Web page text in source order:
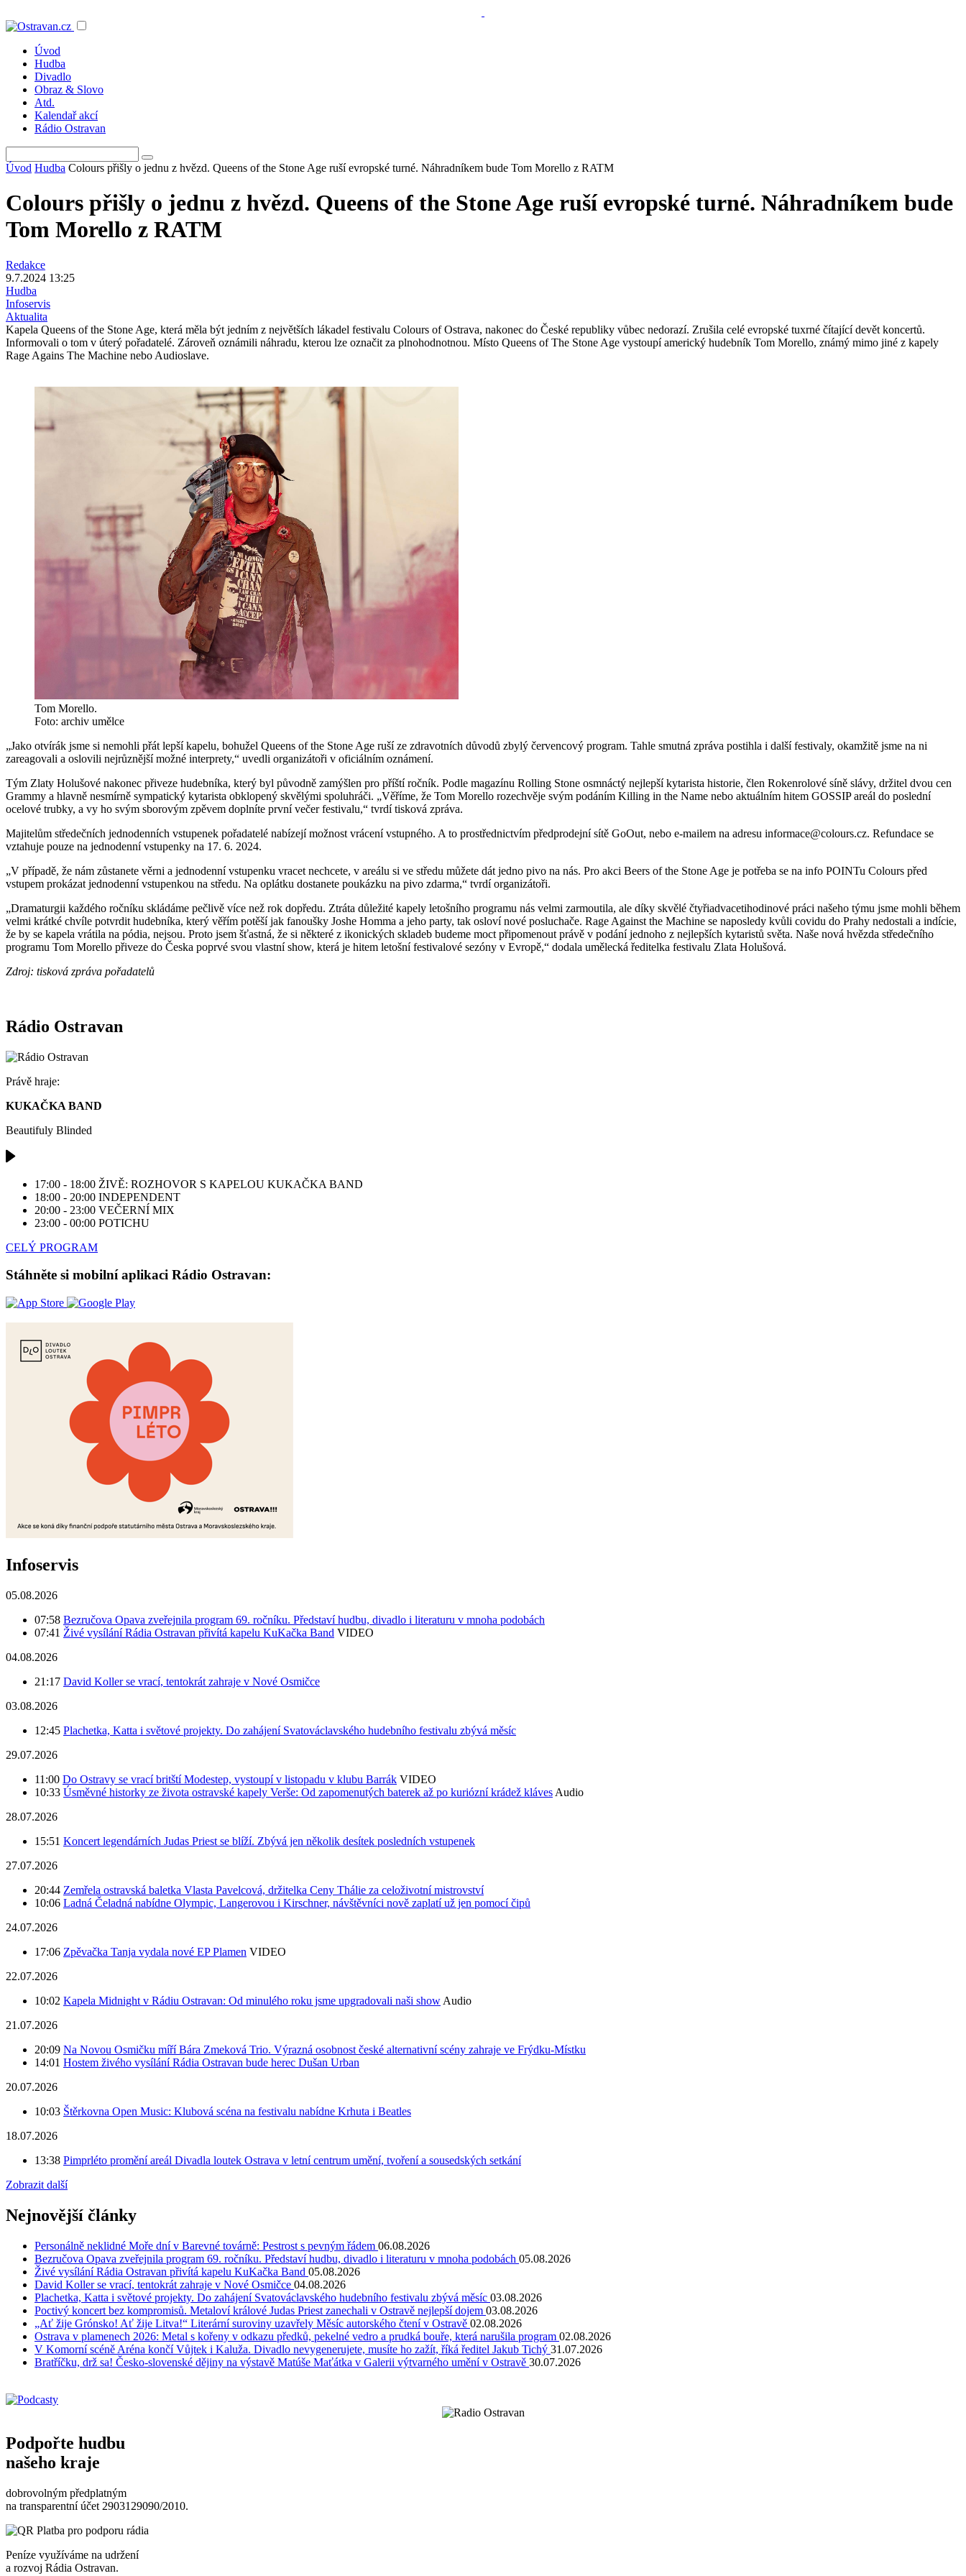
Úvod
Hudba
Divadlo
Obraz & Slovo
Atd.
Kalendař akcí
Rádio Ostravan
Úvod Hudba Colours přišly o jednu z hvězd. Queens of the Stone Age ruší evropské turné. Náhradníkem bude Tom Morello z RATM
Colours přišly o jednu z hvězd. Queens of the Stone Age ruší evropské turné. Náhradníkem bude
Tom Morello z RATM
Redakce
9.7.2024 13:25
Hudba
Infoservis
Aktualita
Kapela Queens of the Stone Age, která měla být jedním z největších lákadel festivalu Colours of Ostrava, nakonec do České republiky vůbec nedorazí. Zrušila celé evropské tuxrné čítající devět koncertů.
Informovali o tom v úterý pořadatelé. Zároveň oznámili náhradu, kterou lze označit za plnohodnotnou. Místo Queens of The Stone Age vystoupí americký hudebník Tom Morello, známý mimo jiné z kapely
Rage Agains The Machine nebo Audioslave.
Tom Morello.
Foto: archiv umělce
„Jako otvírák jsme si nemohli přát lepší kapelu, bohužel Queens of the Stone Age ruší ze zdravotních důvodů zbylý červencový program. Tahle smutná zpráva postihla i další festivaly, okamžitě jsme na ni
zareagovali a oslovili nejrůznější možné interprety,“ uvedli organizátoři v oficiálním oznámení.
Tým Zlaty Holušové nakonec přiveze hudebníka, který byl původně zamýšlen pro příští ročník. Podle magazínu Rolling Stone osmnáctý nejlepší kytarista historie, člen Rokenrolové síně slávy, držitel dvou cen
Grammy a hlavně nesmírně sympatický kytarista obklopený skvělými spoluhráči. „Věříme, že Tom Morello rozechvěje svým podáním Killing in the Name nebo aktuálním hitem GOSSIP areál do poslední
ocelové trubky, a vy ho svým sborovým zpěvem doplníte první večer festivalu,“ tvrdí tisková zpráva.
Majitelům středečních jednodenních vstupenek pořadatelé nabízejí možnost vrácení vstupného. A to prostřednictvím předprodejní sítě GoOut, nebo e-mailem na adresu informace@colours.cz. Refundace se
vztahuje pouze na jednodenní vstupenky na 17. 6. 2024.
„V případě, že nám zůstanete věrni a jednodenní vstupenku vracet nechcete, v areálu si ve středu můžete dát jedno pivo na nás. Pro akci Beers of the Stone Age je potřeba se na info POINTu Colours před
vstupem prokázat jednodenní vstupenkou na středu. Na oplátku dostanete poukázku na pivo zdarma,“ tvrdí organizátoři.
„Dramaturgii každého ročníku skládáme pečlivě více než rok dopředu. Ztráta důležité kapely letošního programu nás velmi zarmoutila, ale díky skvělé čtyřiadvacetihodinové práci našeho týmu jsme mohli během
velmi krátké chvíle potvrdit hudebníka, který věřím potěší jak fanoušky Joshe Homma a jeho party, tak osloví nové posluchače. Rage Against the Machine se naposledy kvůli covidu do Prahy nedostali a indície,
že by se kapela vrátila na pódia, nejsou. Proto jsem šťastná, že si některé z ikonických skladeb budeme moct připomenout právě v podání jednoho z nejlepších kytaristů světa. Naše nová hvězda středečního
programu Tom Morello přiveze do Česka poprvé svou vlastní show, která je hitem letošní festivalové sezóny v Evropě,“ dodala umělecká ředitelka festivalu Zlata Holušová.
Zdroj: tisková zpráva pořadatelů
Rádio Ostravan
Právě hraje:
KUKAČKA BAND
Beautifuly Blinded
17:00 - 18:00 ŽIVĚ: ROZHOVOR S KAPELOU KUKAČKA BAND
18:00 - 20:00 INDEPENDENT
20:00 - 23:00 VEČERNÍ MIX
23:00 - 00:00 POTICHU
CELÝ PROGRAM
Stáhněte si mobilní aplikaci Rádio Ostravan:
Infoservis
05.08.2026
07:58 Bezručova Opava zveřejnila program 69. ročníku. Představí hudbu, divadlo i literaturu v mnoha podobách
07:41 Živé vysílání Rádia Ostravan přivítá kapelu KuKačka Band VIDEO
04.08.2026
21:17 David Koller se vrací, tentokrát zahraje v Nové Osmičce
03.08.2026
12:45 Plachetka, Katta i světové projekty. Do zahájení Svatováclavského hudebního festivalu zbývá měsíc
29.07.2026
11:00 Do Ostravy se vrací britští Modestep, vystoupí v listopadu v klubu Barrák VIDEO
10:33 Úsměvné historky ze života ostravské kapely Verše: Od zapomenutých baterek až po kuriózní krádež kláves Audio
28.07.2026
15:51 Koncert legendárních Judas Priest se blíží. Zbývá jen několik desítek posledních vstupenek
27.07.2026
20:44 Zemřela ostravská baletka Vlasta Pavelcová, držitelka Ceny Thálie za celoživotní mistrovství
10:06 Ladná Čeladná nabídne Olympic, Langerovou i Kirschner, návštěvníci nově zaplatí už jen pomocí čipů
24.07.2026
17:06 Zpěvačka Tanja vydala nové EP Plamen VIDEO
22.07.2026
10:02 Kapela Midnight v Rádiu Ostravan: Od minulého roku jsme upgradovali naši show Audio
21.07.2026
20:09 Na Novou Osmičku míří Bára Zmeková Trio. Výrazná osobnost české alternativní scény zahraje ve Frýdku-Místku
14:01 Hostem živého vysílání Rádia Ostravan bude herec Dušan Urban
20.07.2026
10:03 Štěrkovna Open Music: Klubová scéna na festivalu nabídne Krhuta i Beatles
18.07.2026
13:38 Pimprléto promění areál Divadla loutek Ostrava v letní centrum umění, tvoření a sousedských setkání
Zobrazit další
Nejnovější články
Personálně neklidné Moře dní v Barevné továrně: Pestrost s pevným řádem 06.08.2026
Bezručova Opava zveřejnila program 69. ročníku. Představí hudbu, divadlo i literaturu v mnoha podobách 05.08.2026
Živé vysílání Rádia Ostravan přivítá kapelu KuKačka Band 05.08.2026
David Koller se vrací, tentokrát zahraje v Nové Osmičce 04.08.2026
Plachetka, Katta i světové projekty. Do zahájení Svatováclavského hudebního festivalu zbývá měsíc 03.08.2026
Poctivý koncert bez kompromisů. Metaloví králové Judas Priest zanechali v Ostravě nejlepší dojem 03.08.2026
„Ať žije Grónsko! Ať žije Litva!“ Literární suroviny uzavřely Měsíc autorského čtení v Ostravě 02.08.2026
Ostrava v plamenech 2026: Metal s kořeny v odkazu předků, pekelné vedro a prudká bouře, která narušila program 02.08.2026
V Komorní scéně Aréna končí Vůjtek i Kaluža. Divadlo nevygenerujete, musíte ho zažít, říká ředitel Jakub Tichý 31.07.2026
Bratříčku, drž sa! Česko-slovenské dějiny na výstavě Matúše Maťátka v Galerii výtvarného umění v Ostravě 30.07.2026
Podpořte hudbu
našeho kraje
dobrovolným předplatným
na transparentní účet 2903129090/2010.
Peníze využíváme na udržení
a rozvoj Rádia Ostravan.